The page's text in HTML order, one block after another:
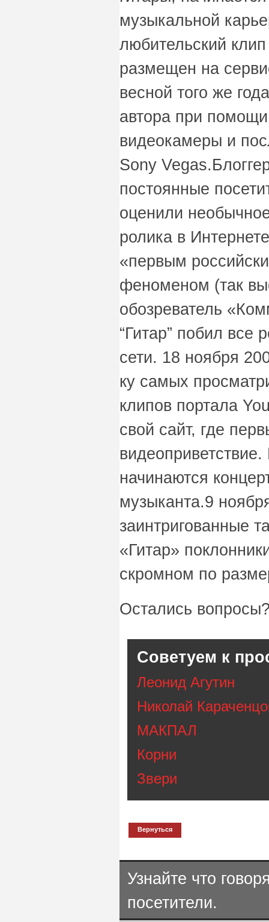
музыкальной
любительский
размещен на
весной того же
автора при
видеокамеры и
Sony
постоянные
оценили
ролика в
«первым
феноменом (так
обозреватель
“Гитар” побил все
сети. 18 ноября
ку самых
клипов портала
свой сайт, где
начинаются
музыканта.9
заинтригованные
«Гитар»
скромном по
Остались
Советуем к
Леонид Агутин
Николай
МАКПАЛ
Корни
Звери
Вернуться
Узнайте что
посетители.